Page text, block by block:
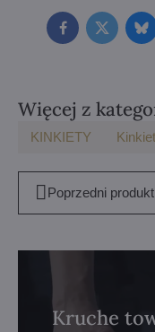
FacebookTwitter
Więcej z
KINKIETY
Poprzedni produkt
Kruche